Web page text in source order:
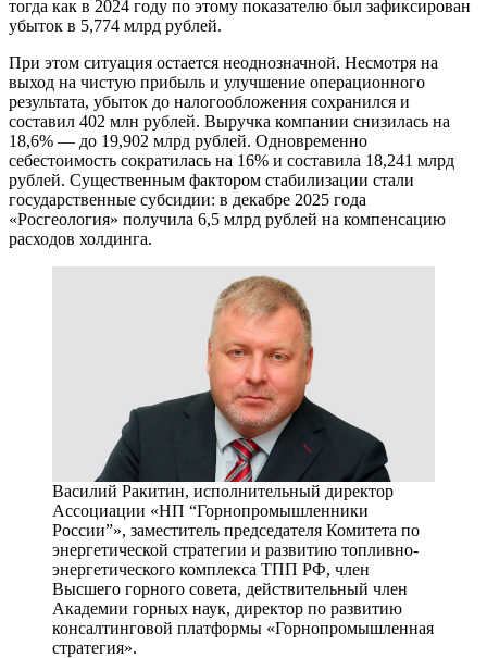
тогда как в 2024 году по этому показателю был зафиксирован
убыток в 5,774 млрд рублей.
При этом ситуация остается неоднозначной. Несмотря на
выход на чистую прибыль и улучшение операционного
результата, убыток до налогообложения сохранился и
составил 402 млн рублей. Выручка компании снизилась на
18,6% — до 19,902 млрд рублей. Одновременно
себестоимость сократилась на 16% и составила 18,241 млрд
рублей. Существенным фактором стабилизации стали
государственные субсидии: в декабре 2025 года
«Росгеология» получила 6,5 млрд рублей на компенсацию
расходов холдинга.
Василий Ракитин, исполнительный директор
Ассоциации «НП “Горнопромышленники
России”», заместитель председателя Комитета по
энергетической стратегии и развитию топливно-
энергетического комплекса ТПП РФ, член
Высшего горного совета, действительный член
Академии горных наук, директор по развитию
консалтинговой платформы «Горнопромышленная
стратегия».